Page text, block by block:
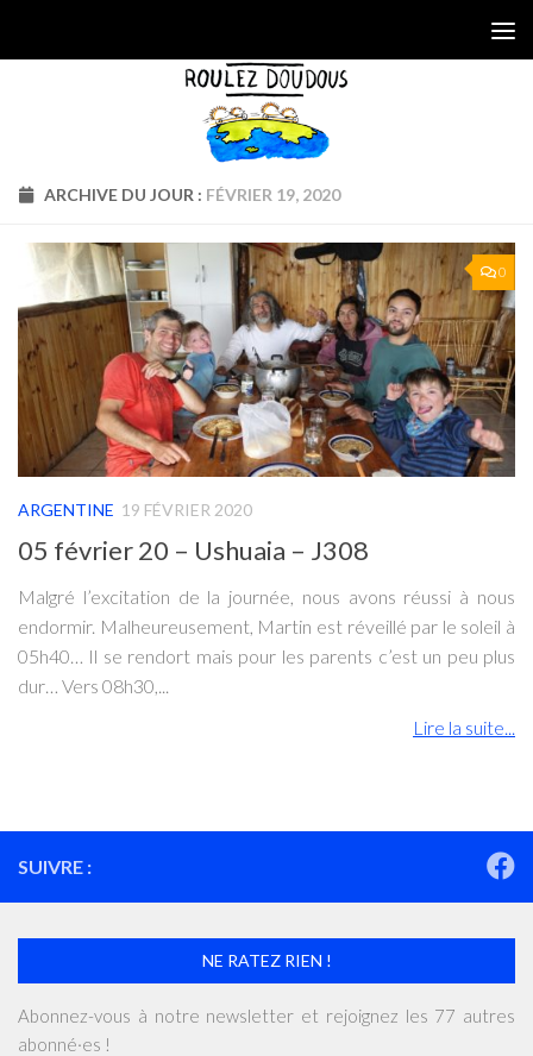
ARCHIVE DU JOUR : FÉVRIER 19, 2020
0
ARGENTINE 19 FÉVRIER 2020
05 février 20 – Ushuaia – J308
Malgré l’excitation de la journée, nous avons réussi à nous
endormir. Malheureusement, Martin est réveillé par le soleil à
05h40… Il se rendort mais pour les parents c’est un peu plus
dur… Vers 08h30,...
Lire la suite...
SUIVRE :
NE RATEZ RIEN !
Abonnez-vous à notre newsletter et rejoignez les 77 autres
abonné·es !